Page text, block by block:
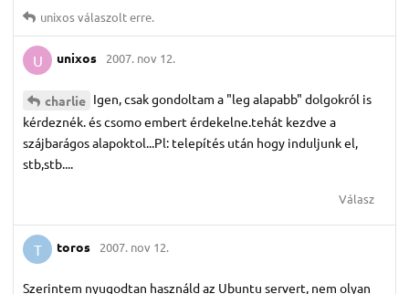
unixosválaszolt erre.
U unixos 2007. nov 12.
charlie Igen, csak gondoltam a "leg alapabb" dolgokról is
kérdeznék. és csomo embert érdekelne.tehát kezdve a
szájbarágos alapoktol...Pl: telepítés után hogy induljunk el,
stb,stb....
Válasz
T toros 2007. nov 12.
Szerintem nyugodtan használd az Ubuntu servert, nem olyan